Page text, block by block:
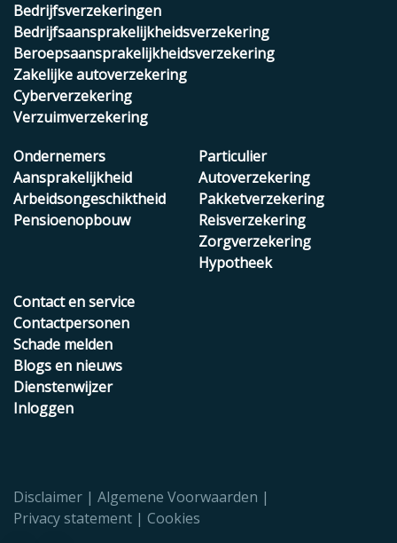
Bedrijfsverzekeringen
Bedrijfsaansprakelijkheidsverzekering
Beroepsaansprakelijkheidsverzekering
Zakelijke autoverzekering
Cyberverzekering
Verzuimverzekering
Ondernemers
Aansprakelijkheid
Arbeidsongeschiktheid
Pensioenopbouw
Particulier
Autoverzekering
Pakketverzekering
Reisverzekering
Zorgverzekering
Hypotheek
Contact en service
Contactpersonen
Schade melden
Blogs en nieuws
Dienstenwijzer
Inloggen
Disclaimer
Algemene Voorwaarden
Privacy statement
Cookies